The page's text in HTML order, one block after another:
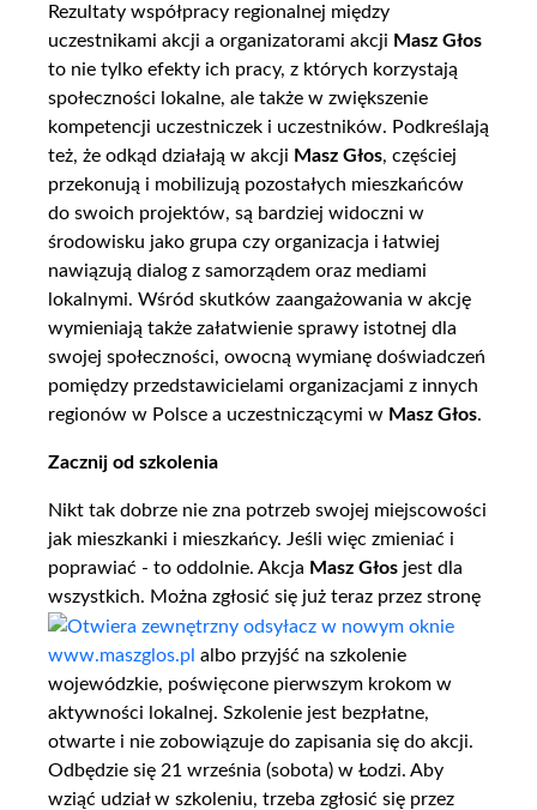
Rezultaty współpracy regionalnej między
uczestnikami akcji a organizatorami akcji Masz Głos
to nie tylko efekty ich pracy, z których korzystają
społeczności lokalne, ale także w zwiększenie
kompetencji uczestniczek i uczestników. Podkreślają
też, że odkąd działają w akcji Masz Głos, częściej
przekonują i mobilizują pozostałych mieszkańców
do swoich projektów, są bardziej widoczni w
środowisku jako grupa czy organizacja i łatwiej
nawiązują dialog z samorządem oraz mediami
lokalnymi. Wśród skutków zaangażowania w akcję
wymieniają także załatwienie sprawy istotnej dla
swojej społeczności, owocną wymianę doświadczeń
pomiędzy przedstawicielami organizacjami z innych
regionów w Polsce a uczestniczącymi w Masz Głos.
Zacznij od szkolenia
Nikt tak dobrze nie zna potrzeb swojej miejscowości
jak mieszkanki i mieszkańcy. Jeśli więc zmieniać i
poprawiać - to oddolnie. Akcja Masz Głos jest dla
wszystkich. Można zgłosić się już teraz przez stronę
www.maszglos.pl albo przyjść na szkolenie
wojewódzkie, poświęcone pierwszym krokom w
aktywności lokalnej. Szkolenie jest bezpłatne,
otwarte i nie zobowiązuje do zapisania się do akcji.
Odbędzie się 21 września (sobota) w Łodzi. Aby
wziąć udział w szkoleniu, trzeba zgłosić się przez